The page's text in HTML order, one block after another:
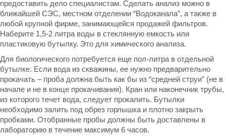
предоставить дело специалистам. Сделать анализ можно в
ближайшей СЭС, местном отделении “Водоканала”, а также в
любой крупной фирме, занимающейся продажей фильтров.
Наберите 1,5-2 литра воды в стеклянную емкость или
пластиковую бутылку. Это для химического анализа.
Для биологического потребуется еще пол-литра в отдельной
бутылке. Если вода из скважины, ее нужно предварительно
прокачать – проба должна быть как бы из “средней струи” (не в
начале и не в конце прокачивания). Кран или наконечник трубы,
из которого течет вода, следует прокалить. Бутылки
необходимо залить под обрез горлышка и плотно закрыть
пробками. Отобранные пробы должны быть доставлены в
лабораторию в течение максимум 6 часов.